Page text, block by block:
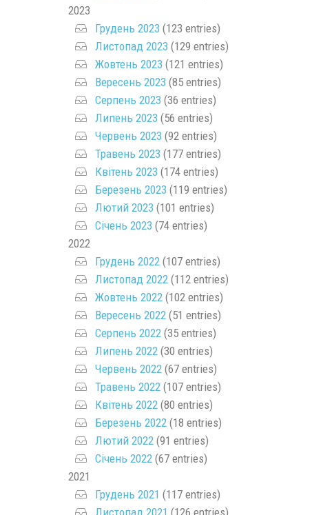
2023
Грудень 2023 (123 entries)
Листопад 2023 (129 entries)
Жовтень 2023 (121 entries)
Вересень 2023 (85 entries)
Серпень 2023 (36 entries)
Липень 2023 (56 entries)
Червень 2023 (92 entries)
Травень 2023 (177 entries)
Квітень 2023 (174 entries)
Березень 2023 (119 entries)
Лютий 2023 (101 entries)
Січень 2023 (74 entries)
2022
Грудень 2022(107 entries)
Листопад 2022(112 entries)
Жовтень 2022(102 entries)
Вересень 2022(51 entries)
Серпень 2022(35 entries)
Липень 2022(30 entries)
Червень 2022(67 entries)
Травень 2022(107 entries)
Квітень 2022(80 entries)
Березень 2022(18 entries)
Лютий 2022(91 entries)
Січень 2022(67 entries)
2021
Грудень 2021 (117 entries)
Листопад 2021 (126 entries)